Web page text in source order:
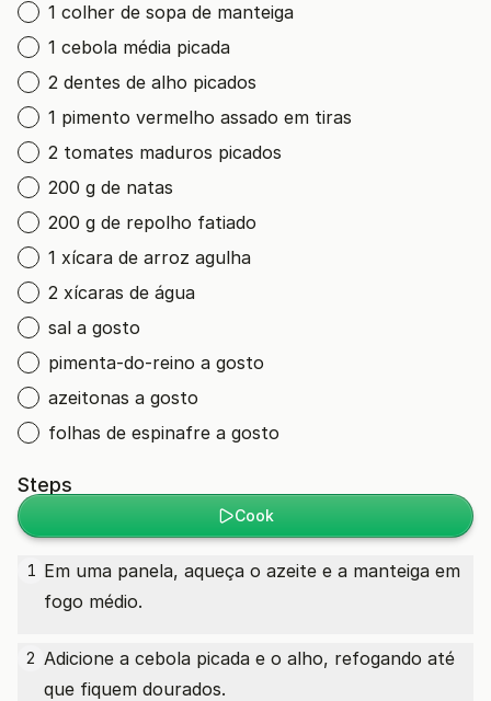
1 colher de sopa de manteiga
1 cebola média picada
2 dentes de alho picados
1 pimento vermelho assado em tiras
2 tomates maduros picados
200 g de natas
200 g de repolho fatiado
1 xícara de arroz agulha
2 xícaras de água
sal a gosto
pimenta-do-reino a gosto
azeitonas a gosto
folhas de espinafre a gosto
Steps
Cook
1 Em uma panela, aqueça o azeite e a manteiga em
fogo médio.
2 Adicione a cebola picada e o alho, refogando até
que fiquem dourados.